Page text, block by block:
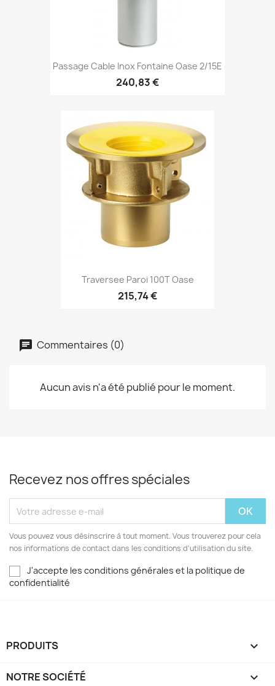
Passage Cable Inox Fontaine Oase 2/15E
240,83 €
Traversee Paroi 100T Oase
215,74 €
Commentaires (0)
Aucun avis n'a été publié pour le moment.
Recevez nos offres spéciales
Vous pouvez vous désinscrire à tout moment. Vous trouverez pour cela
nos informations de contact dans les conditions d'utilisation du site.
J'accepte les conditions générales et la politique de
confidentialité
PRODUITS 
NOTRE SOCIÉTÉ 